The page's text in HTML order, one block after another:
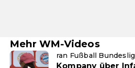
Mehr WM-Videos
ran Fußball
Kompany über